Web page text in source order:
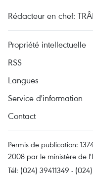
Rédacteur en chef:
Propriété intellectuelle
RSS
Langues
Service d'information
Contact
Permis de publication:
2008 par le ministère de
Tél: (024) 39411349 -